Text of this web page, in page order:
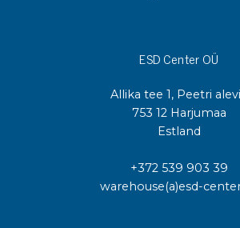
ESD Center OÜ
Allika tee 1, Peetri
753 12 Harjumaa
Estland
+372 539 903 39
warehouse(a)esd-